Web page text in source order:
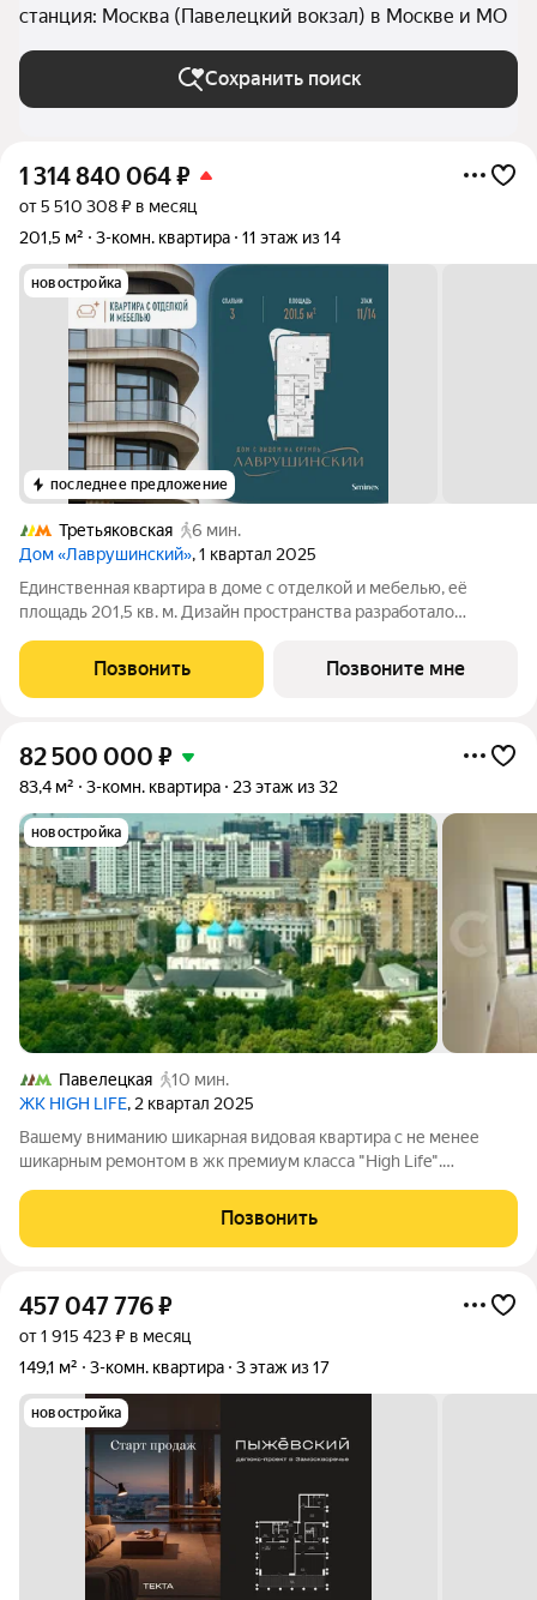
станция: Москва (Павелецкий вокзал) в Москве и МО
Сохранить поиск
1 314 840 064₽
от 5 510 308 ₽ в месяц
201,5 м²
3-комн. квартира 11 этаж из 14
новостройка
последнее предложение
Третьяковская
6 мин.
Дом «Лаврушинский», 1 квартал 2025
Единственная квартира в доме с отделкой и мебелью, её
площадь 201,5 кв. м. Дизайн пространства разработало
Продуманная планировка разделена на две зоны. В парадной
части расположена кухня-гостиная
Позвонить Позвоните мне
82 500 000 ₽
83,4 м² 3-комн. квартира 23 этаж из 32
новостройка
Павелецкая
10 мин.
ЖК HIGH LIFE, 2 квартал 2025
Вашему вниманию шикарная видовая квартира с не менее
шикарным ремонтом в жк премиум класса "High Life".
на набережную, идеальный ремонт от топового застройщика
Peeoner, заезжай в день сделки
Позвонить
457 047 776₽
от 1 915 423 ₽ в месяц
149,1 м²
3-комн. квартира 3 этаж из 17
новостройка